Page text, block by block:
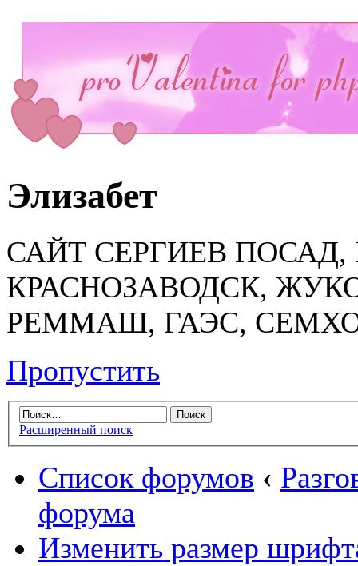
Элизабет
САЙТ СЕРГИЕВ
КРАСНОЗАВОДСК,
РЕММАШ, ГАЭС,
Пропустить
Расширенный поиск
Список форумов ‹
форума
Изменить размер